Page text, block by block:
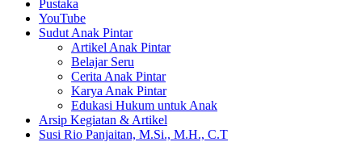
Pustaka
YouTube
Sudut Anak Pintar
Artikel Anak Pintar
Belajar Seru
Cerita Anak Pintar
Karya Anak Pintar
Edukasi Hukum untuk Anak
Arsip Kegiatan & Artikel
Susi Rio Panjaitan, M.Si., M.H., C.T